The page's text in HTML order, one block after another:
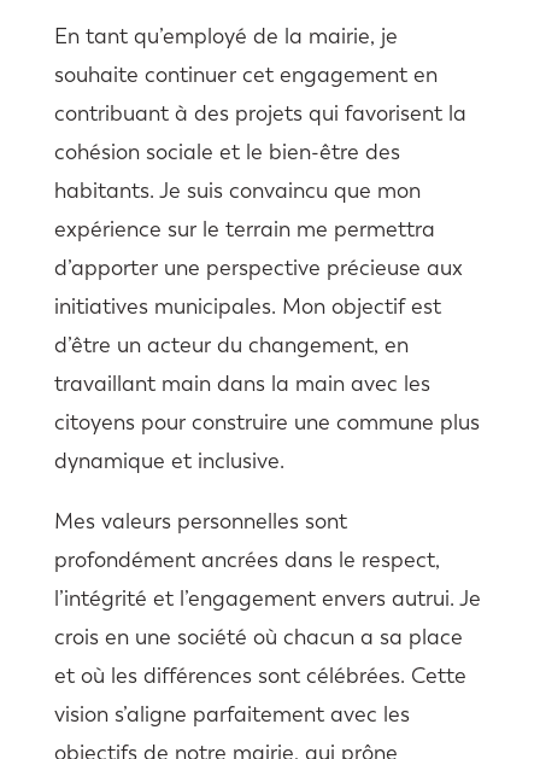
En tant qu’employé de la mairie, je
souhaite continuer cet engagement en
contribuant à des projets qui favorisent la
cohésion sociale et le bien-être des
habitants. Je suis convaincu que mon
expérience sur le terrain me permettra
d’apporter une perspective précieuse aux
initiatives municipales. Mon objectif est
d’être un acteur du changement, en
travaillant main dans la main avec les
citoyens pour construire une commune plus
dynamique et inclusive.
Mes valeurs personnelles sont
profondément ancrées dans le respect,
l’intégrité et l’engagement envers autrui. Je
crois en une société où chacun a sa place
et où les différences sont célébrées. Cette
vision s’aligne parfaitement avec les
objectifs de notre mairie, qui prône